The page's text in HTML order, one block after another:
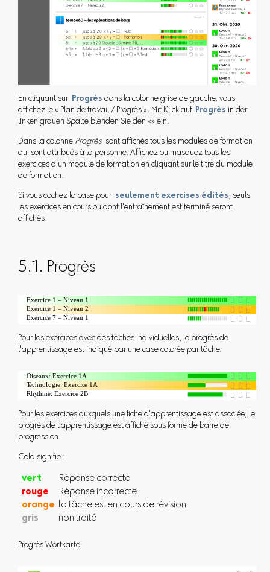
En cliquant sur Progrès dans la colonne grise de gauche, vous
affichez le « Plan de travail / Progrès ». Mit Klick auf Progrès in der
linken grauen Spalte blenden Sie den «» ein.
Dans la colonne Progrès sont affichés tous les modules de formation
qui sont attribués à la personne. Affichez ou masquez tous les
exercices d'un module de formation en cliquant sur le titre du module
de formation.
Si vous cochez la case pour seulement exercises édités, seuls
les exercices en cours ou dont l'entraînement est terminé seront
affichés.
5.1. Progrès
Pour les exercices avec des tâches individuelles, le progrès de
l'apprentissage est indiqué par une case colorée par tâche.
Pour les exercices auxquels une fiche d'apprentissage est associée, le
progrès de l'apprentissage est affiché sous forme de barre de
progression.
Cela signifie :
vert
Réponse correcte
rouge
Réponse incorrecte
orange la tâche est en cours de révision
gris
non traité
Progrès Wortkartei